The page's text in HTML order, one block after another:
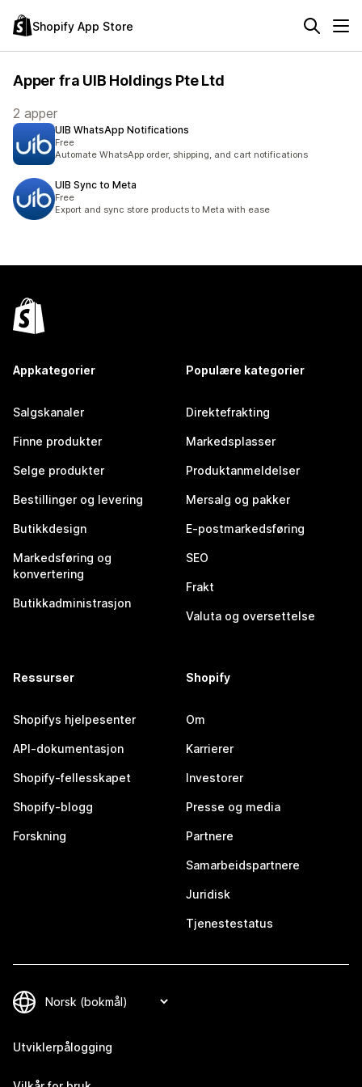
Shopify App Store
Apper fra UIB Holdings Pte Ltd
2 apper
UIB WhatsApp Notifications
Free
Automate WhatsApp order, shipping, and cart notifications
UIB Sync to Meta
Free
Export and sync store products to Meta with ease
Appkategorier
Salgskanaler
Finne produkter
Selge produkter
Bestillinger og levering
Butikkdesign
Markedsføring og
konvertering
Butikkadministrasjon
Populære kategorier
Direktefrakting
Markedsplasser
Produktanmeldelser
Mersalg og pakker
E-postmarkedsføring
SEO
Frakt
Valuta og oversettelse
Ressurser
Shopifys hjelpesenter
API-dokumentasjon
Shopify-fellesskapet
Shopify-blogg
Forskning
Shopify
Om
Karrierer
Investorer
Presse og media
Partnere
Samarbeidspartnere
Juridisk
Tjenestestatus
Utviklerpålogging